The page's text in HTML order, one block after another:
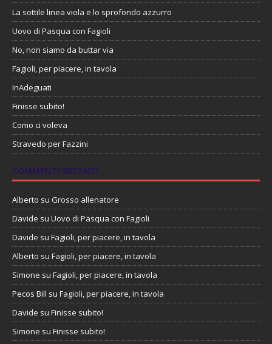
La sottile linea viola e lo sprofondo azzurro
Uovo di Pasqua con Fagioli
No, non siamo da buttar via
Fagioli, per piacere, in tavola
InAdeguati
Finisse subito!
Como ci voleva
Stravedo per Fazzini
COMMENTI RECENTI
Alberto su Grosso allenatore
Davide su Uovo di Pasqua con Fagioli
Davide su Fagioli, per piacere, in tavola
Alberto su Fagioli, per piacere, in tavola
Simone su Fagioli, per piacere, in tavola
Pecos Bill su Fagioli, per piacere, in tavola
Davide su Finisse subito!
Simone su Finisse subito!